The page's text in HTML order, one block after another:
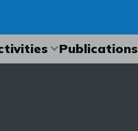
Publications